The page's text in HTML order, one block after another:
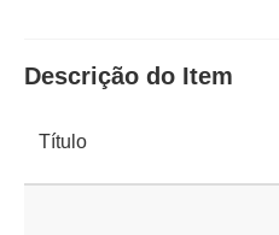
Descrição do Item
Título